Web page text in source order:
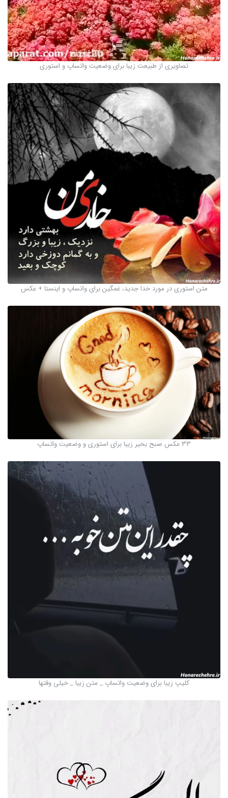
تصاویری از طبیعت زیبا برای وضعیت واتساپ و استوری
متن استوری در مورد خدا جدید، غمگین برای واتساپ و اینستا + عکس
33 عکس صبح بخیر زیبا برای استوری و وضعیت واتساپ
کلیپ زیبا برای وضعیت واتساپ _ متن زیبا _ خیلی وقتها